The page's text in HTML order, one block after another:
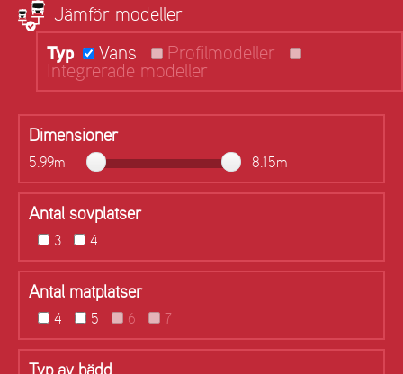
Jämför modeller
Typ Vans
Profilmodeller
Integrerade modeller
Dimensioner
5.99m 8.15m
Antal sovplatser
3 4
Antal matplatser
4 5 6 7